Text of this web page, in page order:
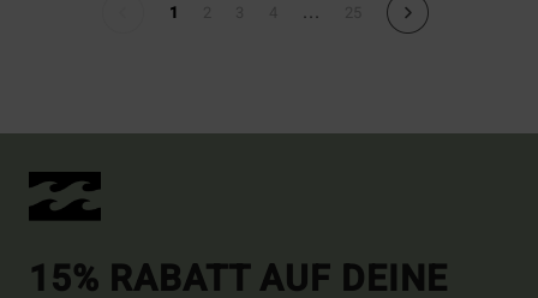
1 ...
15% RABATT AUF DEINE